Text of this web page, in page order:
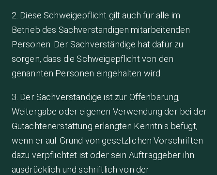
2. Diese Schweigepflicht gilt auch für alle im
Betrieb des Sachverständigen mitarbeitenden
Personen. Der Sachverständige hat dafür zu
sorgen, dass die Schweigepflicht von den
genannten Personen eingehalten wird.
3. Der Sachverständige ist zur Offenbarung,
Weitergabe oder eigenen Verwendung der bei der
Gutachtenerstattung erlangten Kenntnis befugt,
wenn er auf Grund von gesetzlichen Vorschriften
dazu verpflichtet ist oder sein Auftraggeber ihn
ausdrücklich und schriftlich von der